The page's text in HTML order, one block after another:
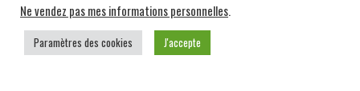
Deezer
Ne vendez pas mes informations personnelles.
Paramètres des cookies J'accepte